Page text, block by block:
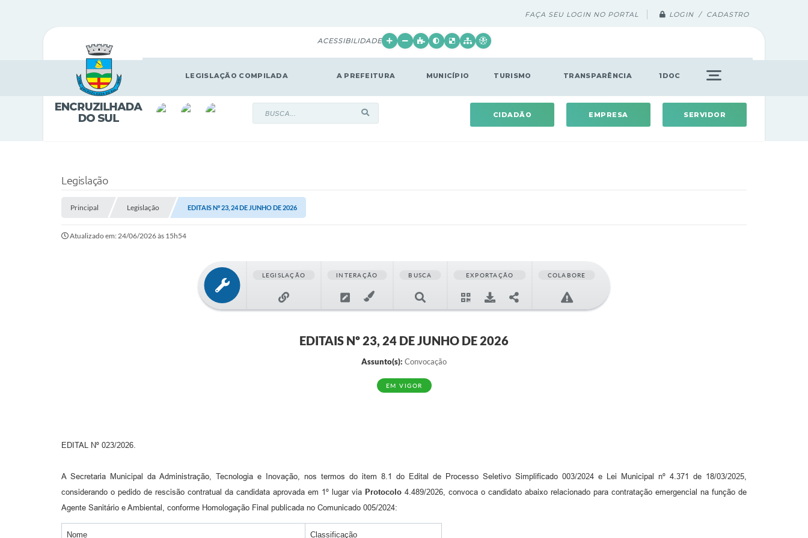
FAÇA SEU LOGIN NO PORTAL LOGIN / CADASTRO
ACESSIBILIDADE
LEGISLAÇÃO COMPILADA A PREFEITURA MUNICÍPIO TURISMO TRANSPARÊNCIA 1DOC
CIDADÃO EMPRESA SERVIDOR
Legislação
Principal Legislação EDITAIS Nº 23, 24 DE JUNHO DE 2026
Atualizado em: 24/06/2026 às 15h54
LEGISLAÇÃO INTERAÇÃO BUSCA EXPORTAÇÃO COLABORE
EDITAIS Nº 23, 24 DE JUNHO DE 2026
Assunto(s): Convocação
EM VIGOR
EDITAL Nº 023/2026.
A Secretaria Municipal da Administração, Tecnologia e Inovação, nos termos do item 8.1 do Edital de Processo Seletivo Simplificado 003/2024 e Lei Municipal nº 4.371 de 18/03/2025,
considerando o pedido de rescisão contratual da candidata aprovada em 1º lugar via Protocolo 4.489/2026, convoca o candidato abaixo relacionado para contratação emergencial na função de
Agente Sanitário e Ambiental, conforme Homologação Final publicada no Comunicado 005/2024:
Nome Classificação